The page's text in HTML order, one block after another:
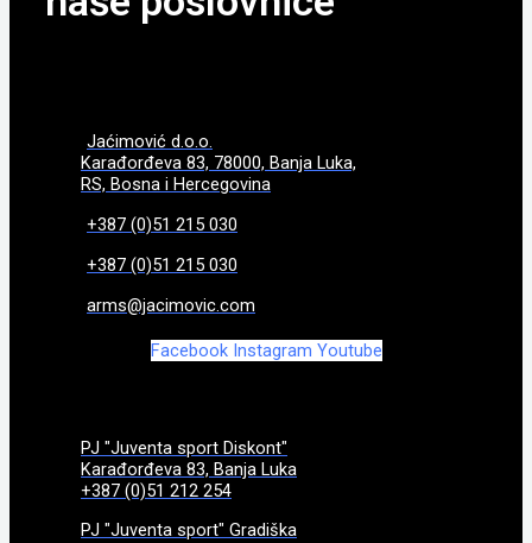
Jaćimović d.o.o.
Karađorđeva 83, 78000, Banja Luka,
RS, Bosna i Hercegovina
+387 (0)51 215 030
+387 (0)51 215 030
arms@jacimovic.com
Facebook Instagram Youtube
PJ "Juventa sport Diskont"
Karađorđeva 83, Banja Luka
+387 (0)51 212 254
PJ "Juventa sport" Gradiška